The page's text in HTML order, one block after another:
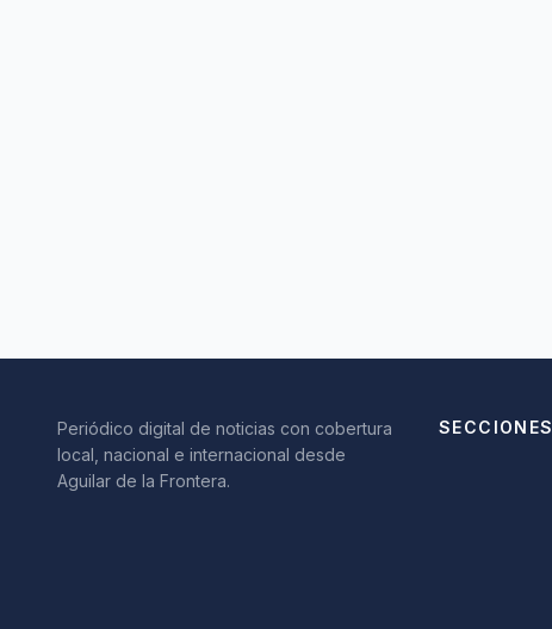
Periódico digital de noticias con cobertura
local, nacional e internacional desde
Aguilar de la Frontera.
SECCIONES